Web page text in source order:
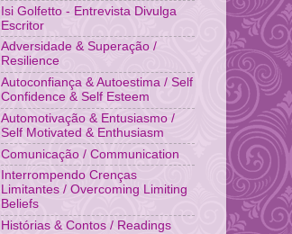
Isi Golfetto - Entrevista Divulga
Escritor
Adversidade & Superação /
Resilience
Autoconfiança & Autoestima / Self
Confidence & Self Esteem
Automotivação & Entusiasmo /
Self Motivated & Enthusiasm
Comunicação / Communication
Interrompendo Crenças
Limitantes / Overcoming Limiting
Beliefs
Histórias & Contos / Readings